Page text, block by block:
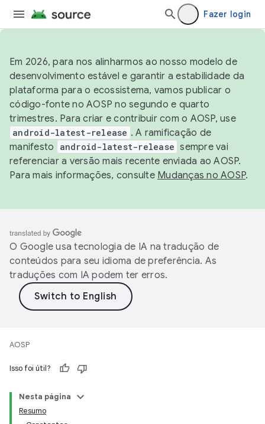
Fazer login
Em 2026, para nos alinharmos ao nosso modelo de
desenvolvimento estável e garantir a estabilidade da
plataforma para o ecossistema, vamos publicar o
código-fonte no AOSP no segundo e quarto
trimestres. Para criar e contribuir com o AOSP, use
android-latest-release . A ramificação de
manifesto
android-latest-release sempre vai
referenciar a versão mais recente enviada ao AOSP.
Para mais informações, consulte Mudanças no AOSP.
O Google usa tecnologia de IA na tradução de
conteúdos para seu idioma de preferência. As
traduções com IA podem ter erros.
AOSP
Isso foi útil?
Nesta página
Resumo